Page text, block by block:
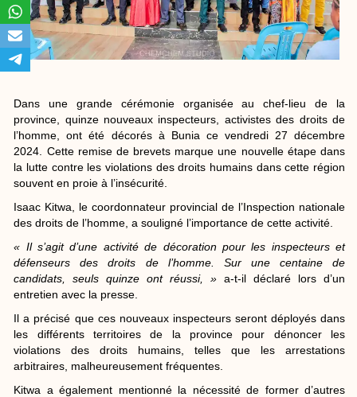
Dans une grande cérémonie organisée au chef-lieu de la
province, quinze nouveaux inspecteurs, activistes des droits de
l’homme, ont été décorés à Bunia ce vendredi 27 décembre
2024. Cette remise de brevets marque une nouvelle étape dans
la lutte contre les violations des droits humains dans cette région
souvent en proie à l’insécurité.
Isaac Kitwa, le coordonnateur provincial de l’Inspection nationale
des droits de l’homme, a souligné l’importance de cette activité.
« Il s’agit d’une activité de décoration pour les inspecteurs et
défenseurs des droits de l’homme. Sur une centaine de
candidats, seuls quinze ont réussi, » a-t-il déclaré lors d’un
entretien avec la presse.
Il a précisé que ces nouveaux inspecteurs seront déployés dans
les différents territoires de la province pour dénoncer les
violations des droits humains, telles que les arrestations
arbitraires, malheureusement fréquentes.
Kitwa a également mentionné la nécessité de former d’autres